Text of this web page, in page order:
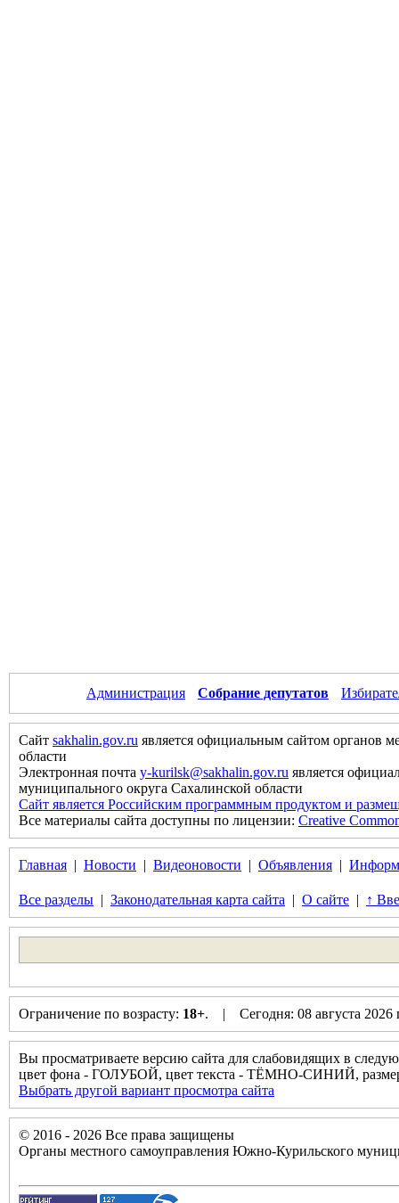
Администрация Собрание депутатов
Сайт sakhalin.gov.ru является официальным сайтом органов
области
Электронная почта y-kurilsk@sakhalin.gov.ru является
муниципального округа Сахалинской области
Сайт является Российским программным продуктом и
Все материалы сайта доступны по лицензии: Creative
Главная | Новости | Видеоновости | Объявления |
Все разделы | Законодательная карта сайта | О сайте | ↑
Ограничение по возрасту: 18+. | Сегодня: 08 августа
Вы просматриваете версию сайта для слабовидящих в
цвет фона - ГОЛУБОЙ, цвет текста - ТЁМНО-СИНИЙ,
Выбрать другой вариант просмотра сайта
© 2016 - 2026 Все права защищены
Органы местного самоуправления Южно-Курильского